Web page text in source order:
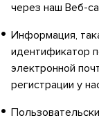
через наш Веб-
Информация,
идентификатор
электронной
регистрации у